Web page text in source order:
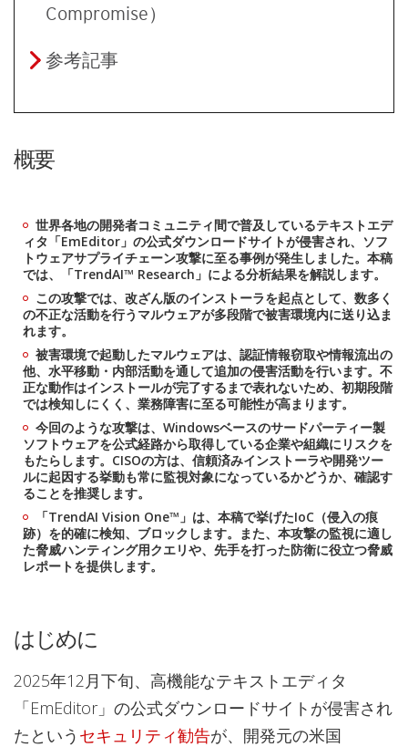
Compromise）
参考記事
概要
世界各地の開発者コミュニティ間で普及しているテキストエデ
ィタ「EmEditor」の公式ダウンロードサイトが侵害され、ソフ
トウェアサプライチェーン攻撃に至る事例が発生しました。本稿
では、「TrendAI™ Research」による分析結果を解説します。
この攻撃では、改ざん版のインストーラを起点として、数多く
の不正な活動を行うマルウェアが多段階で被害環境内に送り込ま
れます。
被害環境で起動したマルウェアは、認証情報窃取や情報流出の
他、水平移動・内部活動を通して追加の侵害活動を行います。不
正な動作はインストールが完了するまで表れないため、初期段階
では検知しにくく、業務障害に至る可能性が高まります。
今回のような攻撃は、Windowsベースのサードパーティー製
ソフトウェアを公式経路から取得している企業や組織にリスクを
もたらします。CISOの方は、信頼済みインストーラや開発ツー
ルに起因する挙動も常に監視対象になっているかどうか、確認す
ることを推奨します。
「TrendAI Vision One™」は、本稿で挙げたIoC（侵入の痕
跡）を的確に検知、ブロックします。また、本攻撃の監視に適し
た脅威ハンティング用クエリや、先手を打った防衛に役立つ脅威
レポートを提供します。
はじめに
2025年12月下旬、高機能なテキストエディタ
「EmEditor」の公式ダウンロードサイトが侵害され
たという セキュリティ勧告が、開発元の米国